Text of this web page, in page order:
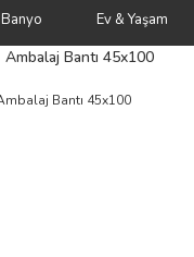
Banyo Ev & Yaşam
Ambalaj Bantı 45x100